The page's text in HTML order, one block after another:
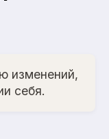
изменений,
себя.